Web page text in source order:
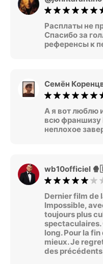
Расплаты не
Спасибо за
референсы к
Семён
А я вот люблю
всю франшизу
неплохое
wb10officiel
Dernier film de
Impossible,
toujours plus
spectaculaires.
long. Pour la
mieux. Je
des